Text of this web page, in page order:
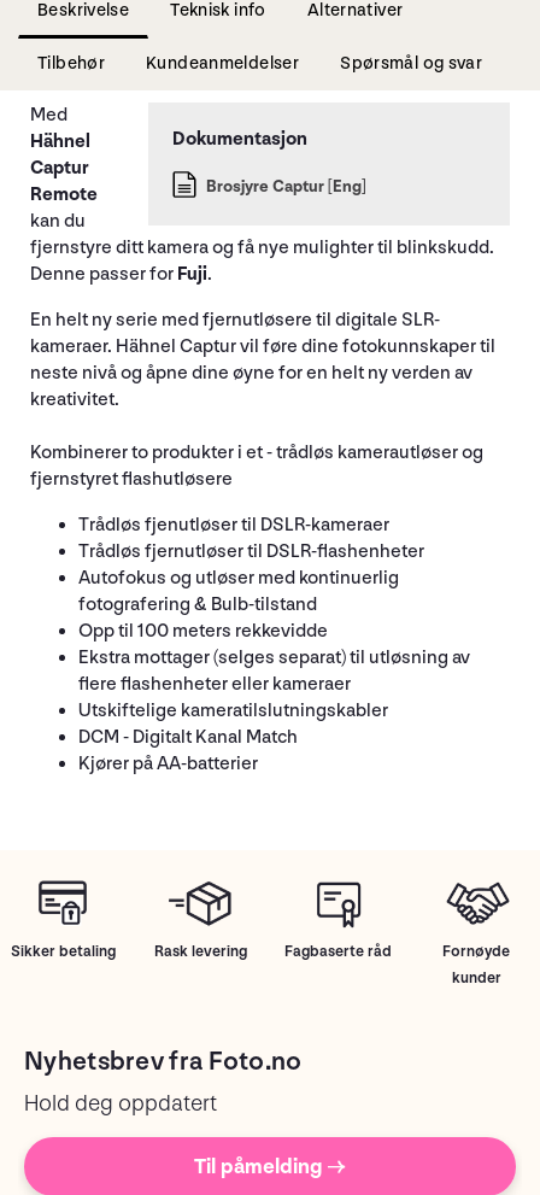
Beskrivelse Teknisk info Alternativer
Tilbehør Kundeanmeldelser Spørsmål og svar
Brosjyre Captur [Eng]
Med
Hähnel
Captur
Remote
kan du
fjernstyre ditt kamera og få nye mulighter til blinkskudd.
Denne passer for Fuji.
En helt ny serie med fjernutløsere til digitale SLR-
kameraer. Hähnel Captur vil føre dine fotokunnskaper til
neste nivå og åpne dine øyne for en helt ny verden av
kreativitet.
Kombinerer to produkter i et - trådløs kamerautløser og
fjernstyret flashutløsere
Trådløs fjenutløser til DSLR-kameraer
Trådløs fjernutløser til DSLR-flashenheter
Autofokus og utløser med kontinuerlig
fotografering & Bulb-tilstand
Opp til 100 meters rekkevidde
Ekstra mottager (selges separat) til utløsning av
flere flashenheter eller kameraer
Utskiftelige kameratilslutningskabler
DCM - Digitalt Kanal Match
Kjører på AA-batterier
Sikker betaling Rask levering Fagbaserte råd
Fornøyde
kunder
Nyhetsbrev fra Foto.no
Hold deg oppdatert
Til påmelding →